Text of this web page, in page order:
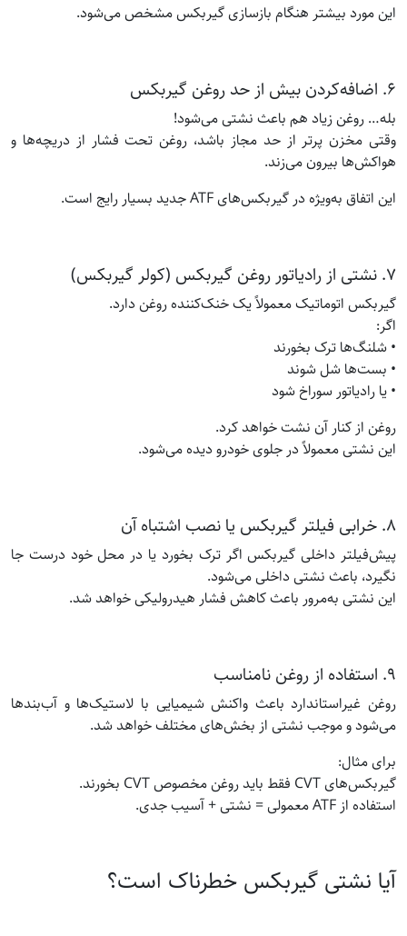
این مورد بیشتر هنگام بازسازی گیربکس مشخص می‌شود.
۶. اضافه‌کردن بیش از حد روغن گیربکس
بله… روغن زیاد هم باعث نشتی می‌شود!
وقتی مخزن پرتر از حد مجاز باشد، روغن تحت فشار از دریچه‌ها و
هواکش‌ها بیرون می‌زند.
این اتفاق به‌ویژه در گیربکس‌های ATF جدید بسیار رایج است.
۷. نشتی از رادیاتور روغن گیربکس (کولر گیربکس)
گیربکس اتوماتیک معمولاً یک خنک‌کننده روغن دارد.
اگر:
• شلنگ‌ها ترک بخورند
• بست‌ها شل شوند
• یا رادیاتور سوراخ شود
روغن از کنار آن نشت خواهد کرد.
این نشتی معمولاً در جلوی خودرو دیده می‌شود.
۸. خرابی فیلتر گیربکس یا نصب اشتباه آن
پیش‌فیلتر داخلی گیربکس اگر ترک بخورد یا در محل خود درست جا
نگیرد، باعث نشتی داخلی می‌شود.
این نشتی به‌مرور باعث کاهش فشار هیدرولیکی خواهد شد.
۹. استفاده از روغن نامناسب
روغن غیراستاندارد باعث واکنش شیمیایی با لاستیک‌ها و آب‌بندها
می‌شود و موجب نشتی از بخش‌های مختلف خواهد شد.
برای مثال:
گیربکس‌های CVT فقط باید روغن مخصوص CVT بخورند.
استفاده از ATF معمولی = نشتی + آسیب جدی.
آیا نشتی گیربکس خطرناک است؟